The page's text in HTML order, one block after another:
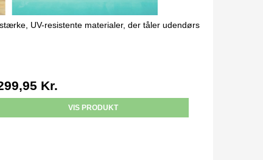
UV-resistente materialer, der tåler udendørs
Kr.
VIS PRODUKT